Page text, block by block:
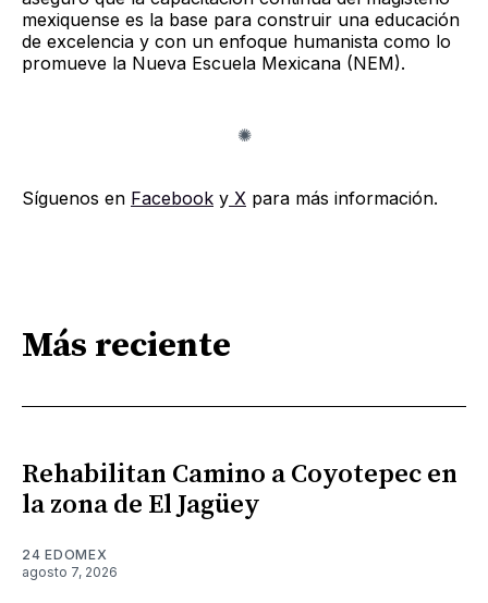
mexiquense es la base para construir una educación
de excelencia y con un enfoque humanista como lo
promueve la Nueva Escuela Mexicana (NEM).
Síguenos en Facebook y X para más información.
Más reciente
Rehabilitan Camino a Coyotepec en
la zona de El Jagüey
24 EDOMEX
agosto 7, 2026